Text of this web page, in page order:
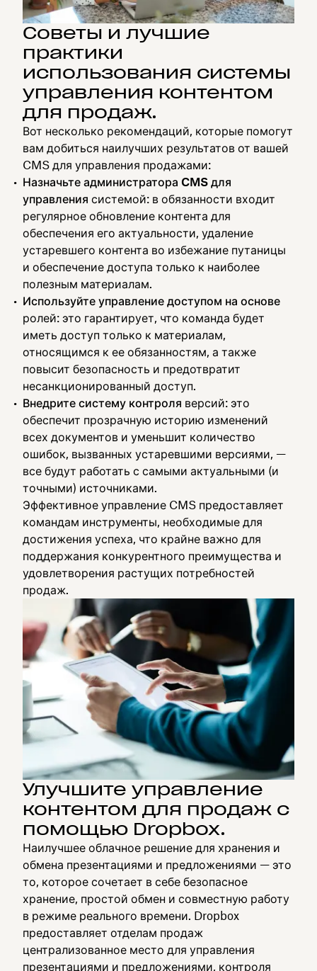
Советы и лучшие
практики
использования системы
управления контентом
для продаж.
Вот несколько рекомендаций, которые помогут
вам добиться наилучших результатов от вашей
CMS для управления продажами:
Назначьте администратора CMS для
управления системой: в обязанности входит
регулярное обновление контента для
обеспечения его актуальности, удаление
устаревшего контента во избежание путаницы
и обеспечение доступа только к наиболее
полезным материалам.
Используйте управление доступом на основе
ролей: это гарантирует, что команда будет
иметь доступ только к материалам,
относящимся к ее обязанностям, а также
повысит безопасность и предотвратит
несанкционированный доступ.
Внедрите систему контроля версий: это
обеспечит прозрачную историю изменений
всех документов и уменьшит количество
ошибок, вызванных устаревшими версиями, —
все будут работать с самыми актуальными (и
точными) источниками.
Эффективное управление CMS предоставляет
командам инструменты, необходимые для
достижения успеха, что крайне важно для
поддержания конкурентного преимущества и
удовлетворения растущих потребностей
продаж.
Улучшите управление
контентом для продаж с
помощью Dropbox.
Наилучшее облачное решение для хранения и
обмена презентациями и предложениями — это
то, которое сочетает в себе безопасное
хранение, простой обмен и совместную работу
в режиме реального времени. Dropbox
предоставляет отделам продаж
централизованное место для управления
презентациями и предложениями, контроля